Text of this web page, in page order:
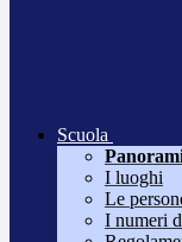
Scuola
I luoghi
Le
I numeri